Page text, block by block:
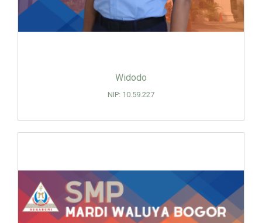
Widodo
NIP: 10.59.227